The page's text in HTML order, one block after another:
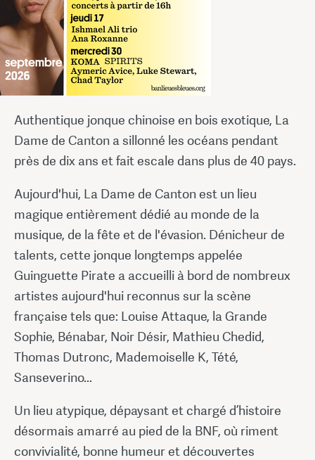
Authentique jonque chinoise en bois exotique, La
Dame de Canton a sillonné les océans pendant
près de dix ans et fait escale dans plus de 40 pays.
Aujourd'hui, La Dame de Canton est un lieu
magique entièrement dédié au monde de la
musique, de la fête et de l'évasion. Dénicheur de
talents, cette jonque longtemps appelée
Guinguette Pirate a accueilli à bord de nombreux
artistes aujourd'hui reconnus sur la scène
française tels que: Louise Attaque, la Grande
Sophie, Bénabar, Noir Désir, Mathieu Chedid,
Thomas Dutronc, Mademoiselle K, Tété,
Sanseverino...
Un lieu atypique, dépaysant et chargé d’histoire
désormais amarré au pied de la BNF, où riment
convivialité, bonne humeur et découvertes